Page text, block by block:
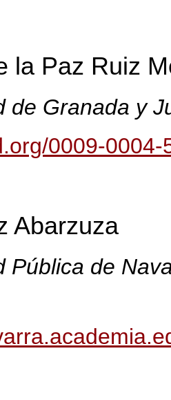
la Paz Ruiz
de Granada y
0009-0004-
Abarzuza
Pública de